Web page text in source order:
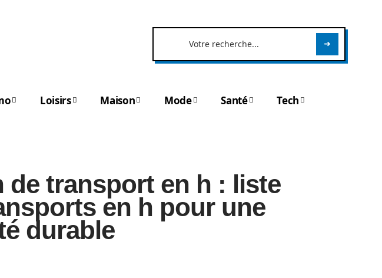
Loisirs Maison Mode Santé Tech
de transport en h : liste
en h pour une
durable